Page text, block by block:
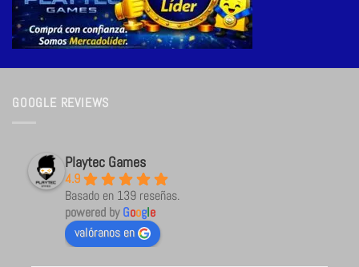
GOOGLE REVIEWS
Playtec Games
4.9
Basado en 139 reseñas.
powered byGoogle
valóranos en